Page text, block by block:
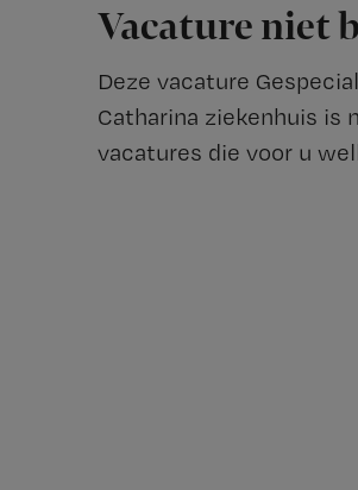
Vacature niet
Deze vacature
Catharina ziekenhuis is
vacatures die voor u